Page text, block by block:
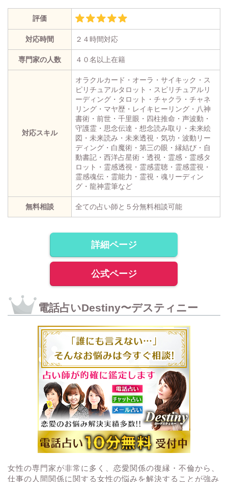
評価
対応時間 ２４時間対応
専門家の人数 ４０名以上在籍
対応スキル
オラクルカード・オーラ・サイキック・ス
ピリチュアルタロット・スピリチュアルリ
ーディング・タロット・チャクラ・チャネ
リング・マヤ歴・レイキヒーリング・八神
書術・前世・千里眼・四柱推命・声波動・
守護霊・思念伝達・想念読み取り・未来絵
図・未来読み・未来透視・気功・波動リー
ディング・白魔術・第三の眼・縁結び・自
動書記・西洋占星術・透視・霊感・霊感タ
ロット・霊感透視・霊感霊聴・霊感霊視・
霊感魂伝・霊能力・霊視・魂リーディン
グ・龍神霊筆など
無料相談 全ての占い師と５分無料相談可能
詳細ページ
公式ページ
電話占いDestiny〜デスティニー
女性の専門家が非常に多く、恋愛関係の復縁・不倫から、
仕事の人間関係に関する女性の悩みを解決することが強み